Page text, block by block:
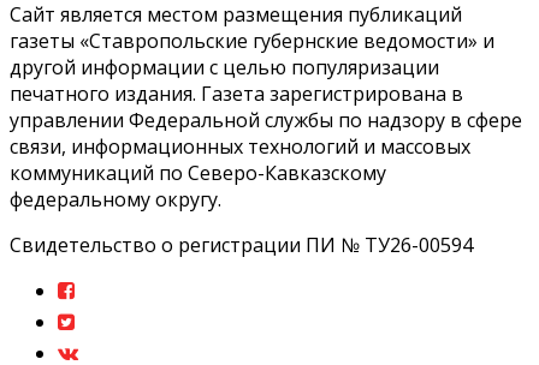
Сайт является местом размещения публикаций
газеты «Ставропольские губернские ведомости» и
другой информации с целью популяризации
печатного издания. Газета зарегистрирована в
управлении Федеральной службы по надзору в сфере
связи, информационных технологий и массовых
коммуникаций по Северо-Кавказскому
федеральному округу.
Свидетельство о регистрации ПИ № ТУ26-00594